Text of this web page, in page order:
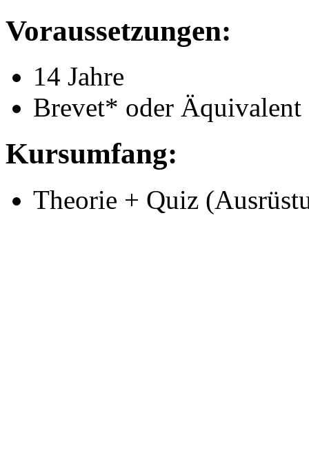
Voraussetzungen:
14 Jahre
Brevet* oder Äquivalent
Kursumfang:
Theorie + Quiz